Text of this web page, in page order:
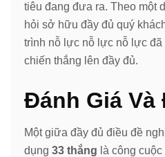
tiêu đang đưa ra. Theo một
hỏi sở hữu đầy đủ quý
trình nỗ lực nỗ lực nỗ lực đã
chiến thắng lên đầy đủ.
Đánh Giá Và
Một giữa đầy đủ điều đề
dụng 33 thắng là công